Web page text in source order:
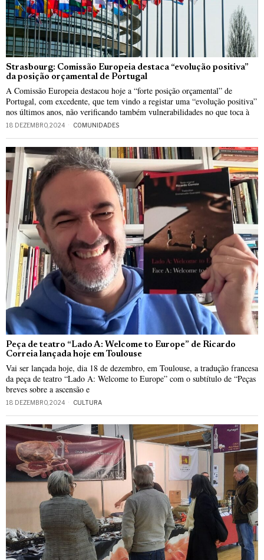
Strasbourg: Comissão Europeia destaca “evolução positiva”
da posição orçamental de Portugal
A Comissão Europeia destacou hoje a “forte posição orçamental” de
Portugal, com excedente, que tem vindo a registar uma “evolução positiva”
nos últimos anos, não verificando também vulnerabilidades no que toca à
18 DEZEMBRO, 2024 COMUNIDADES
Peça de teatro “Lado A: Welcome to Europe” de Ricardo
Correia lançada hoje em Toulouse
Vai ser lançada hoje, dia 18 de dezembro, em Toulouse, a tradução francesa
da peça de teatro “Lado A: Welcome to Europe” com o subtítulo de “Peças
breves sobre a ascensão e
18 DEZEMBRO, 2024 CULTURA